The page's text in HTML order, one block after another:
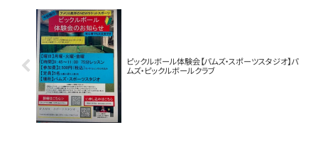
ピックルボール体験会【パムズ・スポーツスタジオ】パ
ムズ・ピックルボールクラブ